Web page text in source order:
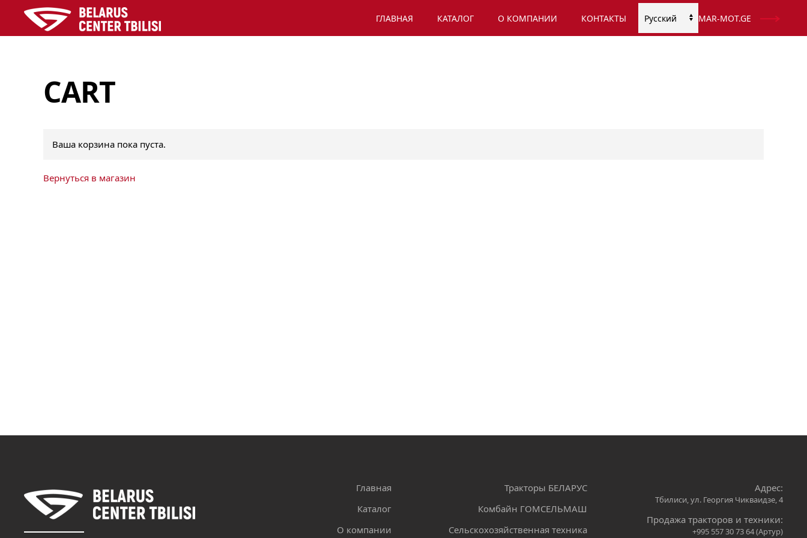
Skip to main content
ГЛАВНАЯ КАТАЛОГ О КОМПАНИИ КОНТАКТЫ
Выбрать
язык
MAR-MOT.GE
CART
Ваша корзина пока пуста.
Вернуться в магазин
Главная
Каталог
О компании
Тракторы БЕЛАРУС
Комбайн ГОМСЕЛЬМАШ
Сельскохозяйственная техника
Адрес:
Тбилиси, ул. Георгия Чикваидзе, 4
Продажа тракторов и техники:
+995 557 30 73 64 (Артур)